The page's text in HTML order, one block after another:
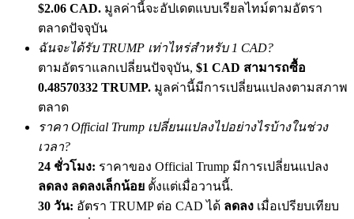
BTC Welcome Rewards
Deposit & Trade BTC to Share 25000 USDT prize pool!
Deposit CASHCAT & Win
$2.06 CAD. มูลค่านี้จะอัปเดตแบบเรียลไทม์ตามอัตรา
ตลาดปัจจุบัน
ฉันจะได้รับ TRUMP เท่าไหร่สำหรับ 1 CAD?
ตามอัตราแลกเปลี่ยนปัจจุบัน, $1 CAD สามารถซื้อ
0.48570332 TRUMP. มูลค่านี้มีการเปลี่ยนแปลงตามสภาพ
ตลาด
ราคา Official Trump เปลี่ยนแปลงไปอย่างไรบ้างในช่วง
เวลา?
24 ชั่วโมง: ราคาของ Official Trump มีการเปลี่ยนแปลง
ลดลง ลดลงเล็กน้อย ตั้งแต่เมื่อวานนี้.
30 วัน: อัตรา TRUMP ต่อ CAD ได้ ลดลง เมื่อเปรียบเทียบ